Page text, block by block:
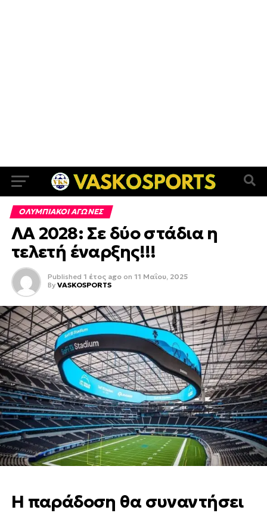
ΟΛΥΜΠΙΑΚΟΙ ΑΓΩΝΕΣ
ΛΑ 2028: Σε δύο στάδια η
τελετή έναρξης!!!
Published 1 έτος ago on 11 Μαΐου, 2025
By VASKOSPORTS
Η παράδοση θα συναντήσει